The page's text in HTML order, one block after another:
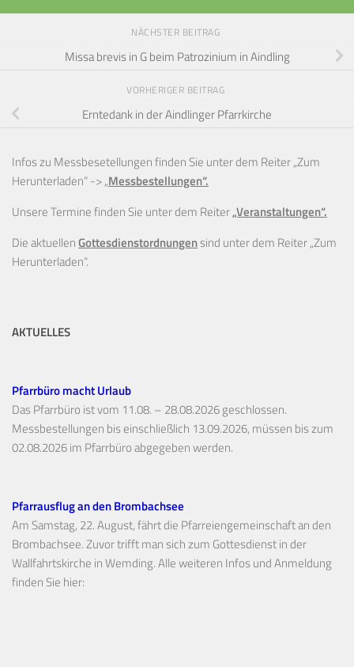
NÄCHSTER BEITRAG
Missa brevis in G beim Patrozinium in Aindling
VORHERIGER BEITRAG
Erntedank in der Aindlinger Pfarrkirche
Infos zu Messbesetellungen finden Sie unter dem Reiter „Zum
Herunterladen“ ->„Messbestellungen“.
Unsere Termine finden Sie unter dem Reiter„Veranstaltungen“.
Die aktuellenGottesdienstordnungensind unter dem Reiter „Zum
Herunterladen“.
AKTUELLES
Pfarrbüro macht Urlaub
Das Pfarrbüro ist vom 11.08. – 28.08.2026 geschlossen.
Messbestellungen bis einschließlich 13.09.2026, müssen bis zum
02.08.2026 im Pfarrbüro abgegeben werden.
Pfarrausflug an den Brombachsee
Am Samstag, 22. August, fährt die Pfarreiengemeinschaft an den
Brombachsee. Zuvor trifft man sich zum Gottesdienst in der
Wallfahrtskirche in Wemding. Alle weiteren Infos und Anmeldung
finden Sie hier: